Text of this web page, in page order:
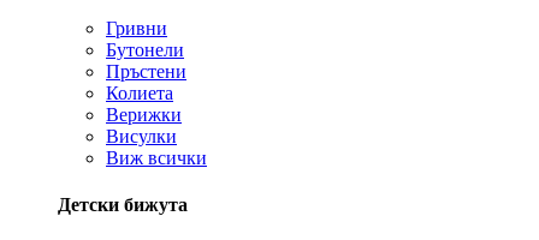
Гривни
Бутонели
Пръстени
Колиета
Верижки
Висулки
Виж всички
Детски бижута